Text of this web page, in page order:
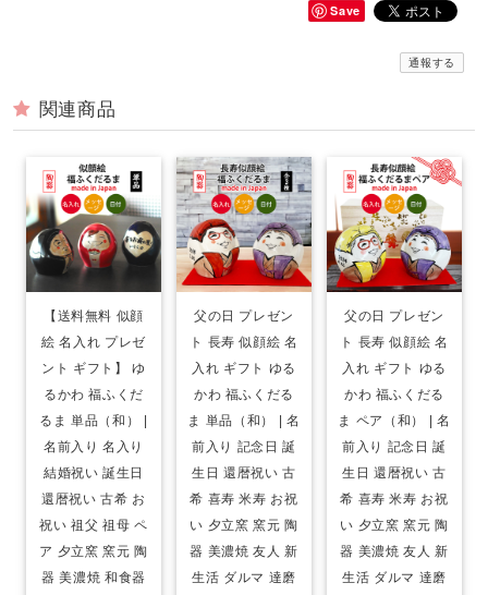
Save
通報する
関連商品
【送料無料 似顔
絵 名入れ プレゼ
ント ギフト】 ゆ
るかわ 福ふくだ
るま 単品（和） |
名前入り 名入り
結婚祝い 誕生日
還暦祝い 古希 お
祝い 祖父 祖母 ペ
ア 夕立窯 窯元 陶
器 美濃焼 和食器
父の日 プレゼン
ト 長寿 似顔絵 名
入れ ギフト ゆる
かわ 福ふくだる
ま 単品（和） | 名
前入り 記念日 誕
生日 還暦祝い 古
希 喜寿 米寿 お祝
い 夕立窯 窯元 陶
器 美濃焼 友人 新
生活 ダルマ 達磨
父の日 プレゼン
ト 長寿 似顔絵 名
入れ ギフト ゆる
かわ 福ふくだる
ま ペア（和） | 名
前入り 記念日 誕
生日 還暦祝い 古
希 喜寿 米寿 お祝
い 夕立窯 窯元 陶
器 美濃焼 友人 新
生活 ダルマ 達磨